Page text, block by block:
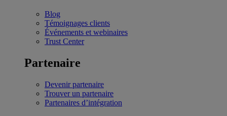
Blog
Témoignages clients
Événements et webinaires
Trust Center
Partenaire
Devenir partenaire
Trouver un partenaire
Partenaires d’intégration